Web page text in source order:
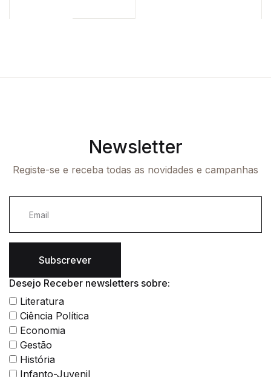
Newsletter
Registe-se e receba todas as novidades e campanhas
Subscrever
Desejo Receber newsletters sobre:
Literatura
Ciência Política
Economia
Gestão
História
Infanto-Juvenil